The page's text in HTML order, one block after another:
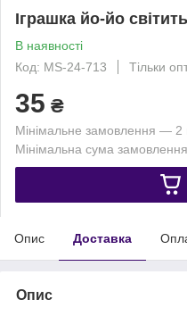
Іграшка йо-йо
В наявності
Код: MS-24-713
Тільки
35 ₴
Мінімальне замовлення — 2
Мінімальна сума
Опис Доставка
Опис